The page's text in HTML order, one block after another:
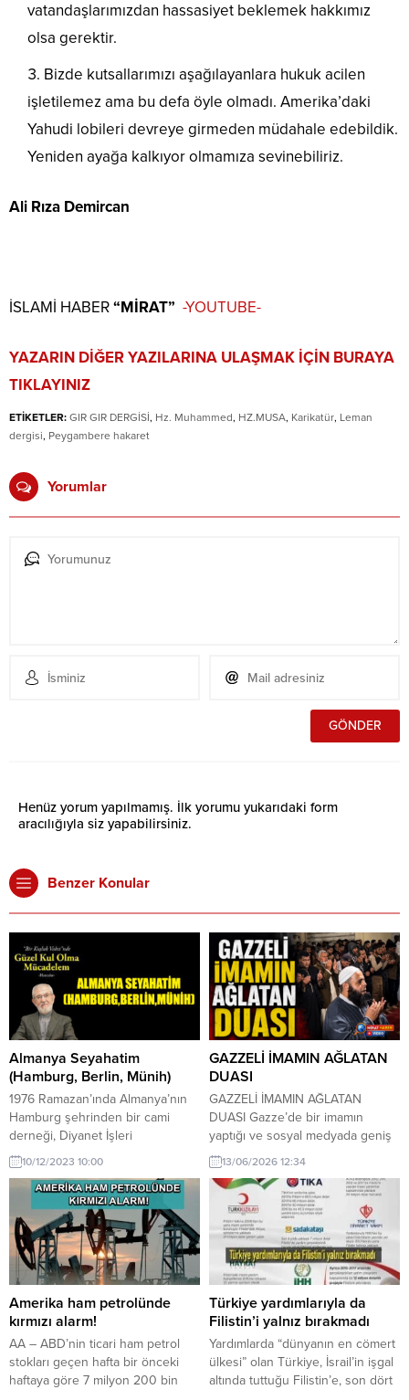
vatandaşlarımızdan hassasiyet beklemek hakkımız
olsa gerektir.
Bizde kutsallarımızı aşağılayanlara hukuk acilen
işletilemez ama bu defa öyle olmadı. Amerika’daki
Yahudi lobileri devreye girmeden müdahale edebildik.
Yeniden ayağa kalkıyor olmamıza sevinebiliriz.
Ali Rıza Demircan
İSLAMİ HABER“MİRAT” -YOUTUBE-
YAZARIN DİĞER YAZILARINA ULAŞMAK İÇİN BURAYA
TIKLAYINIZ
ETİKETLER: GIR GIR DERGİSİ, Hz. Muhammed, HZ.MUSA, Karikatür, Leman
dergisi, Peygambere hakaret
Yorumlar
Henüz yorum yapılmamış. İlk yorumu yukarıdaki form
aracılığıyla siz yapabilirsiniz.
Benzer Konular
Almanya Seyahatim
(Hamburg, Berlin, Münih)
1976 Ramazan’ında Almanya’nın
Hamburg şehrinden bir cami
derneği, Diyanet İşleri
Başkanlığı’ndan Ramazan ayında
vaaz etmek üzere bir hoca istedi.
Diyanet’te üst düzey bir görevli
olan Hamdi Mert’in tavsiyesi
üzerine benim ismimde karar
kılındı. Diyanet’in organize ettiği
bir grup olarak kara yoluyla
Almanya’ya gittik. Ben Hamburg’a
geçtim. 44 yıl geçti. Takip...
10/12/2023 10:00
GAZZELİ İMAMIN AĞLATAN
DUASI
GAZZELİ İMAMIN AĞLATAN
DUASI Gazze’de bir imamın
yaptığı ve sosyal medyada geniş
yankı uyandıran dua, dinleyenleri
gözyaşlarına boğdu. Duasında
ümmetin sessizliğinden ve yalnız
bırakılmışlık hissinden söz eden
imam, “Bizi kime bırakıyorsun Ey
Allah’ım?” niyazıyla yüreklerde
derin bir iz bıraktı. İnsanın da
toplumların da zaman zaman
kendilerini yalnız hissettiği
dönemler olur....
13/06/2026 12:34
Amerika ham petrolünde
kırmızı alarm!
AA – ABD’nin ticari ham petrol
stokları geçen hafta bir önceki
haftaya göre 7 milyon 200 bin
Türkiye yardımlarıyla da
Filistin’i yalnız bırakmadı
Yardımlarda “dünyanın en cömert
ülkesi” olan Türkiye, İsrail’in işgal
altında tuttuğu Filistin’e, son dört